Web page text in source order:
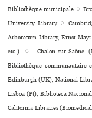
Bibliothèque muni­ci­pale ♢
University Library ♢
Arboretum Library, Ernst
etc.) ♢ Chalon-sur-Saône
Bibliothèque
Edinburgh (UK), National
Lisboa (Pt), Biblioteca
California Libraries